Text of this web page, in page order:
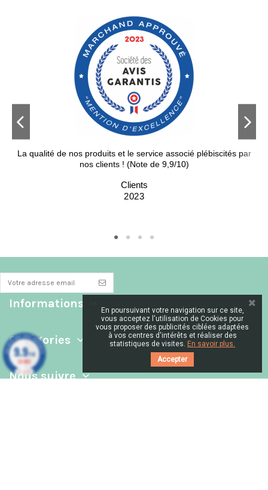
de nos produits et le service associé plébiscités par
nos clients ! (Note de 9,9/10)
Très bons
Informations
Catégories
Nous suivre
En poursuivant votre navigation sur ce site,
vous acceptez l'utilisation de Cookies pour
vous proposer des publicités ciblées adaptées
à vos centres d'intérêts et réaliser des
statistiques de visites. En savoir plus.
Accepter
9.9/10
39 AVIS